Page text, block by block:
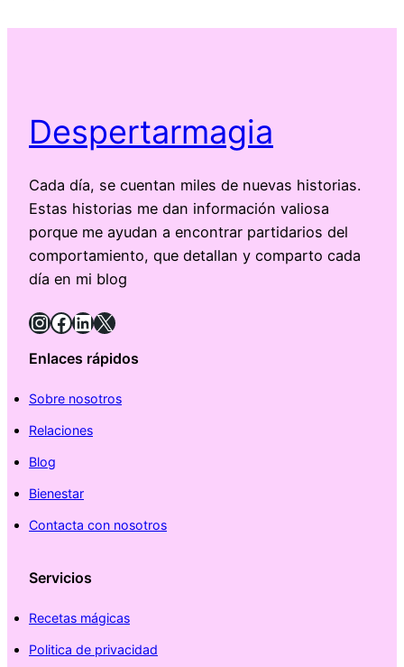
Despertarmagia
Cada día, se cuentan miles de nuevas historias.
Estas historias me dan información valiosa
porque me ayudan a encontrar partidarios del
comportamiento, que detallan y comparto cada
día en mi blog
InstagramFacebook LinkedIn X
Enlaces rápidos
Sobre nosotros
Relaciones
Blog
Bienestar
Contacta con nosotros
Servicios
Recetas mágicas
Politica de privacidad